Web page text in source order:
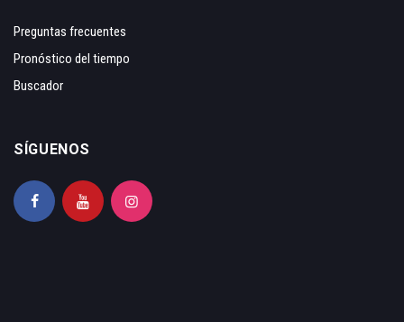
Preguntas frecuentes
Pronóstico del tiempo
Buscador
SÍGUENOS